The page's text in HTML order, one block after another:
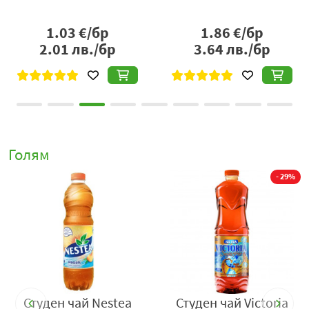
придава усещане за сочност и лятна свежест. Той се
съчетава естествено с чаените нотки, като създава
леко ароматна и освежаваща напитка, подходяща за
консумация през целия ден. Това я прави особено
в движение. Подходящ е за работа, училище, разходки
или пътувания, като предлага бързо и приятно
освежаване без необходимост от приготвяне.
Текстурата на напитката е лека и гладка, което
допринася за лесно и приятно пиене. Газирани
елементи липсват или са минимални (в зависимост от
конкретната рецепта), което позволява на плодовия
вкус да се открои напълно и да бъде водещ в
цялостното усещане.
1.03€/бр
2.01лв./бр
1.86€/бр
3.64лв./бр
Голям
Студен чай Nestea
- 29%
Студен чай Victoria